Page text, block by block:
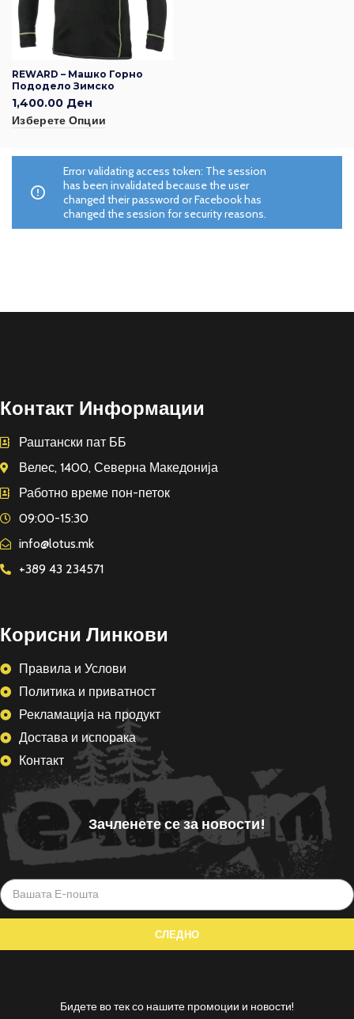
REWARD – Машко Горно
Пододело Зимско
1,400.00 Ден
Изберете Опции
Error validating access token: The session
has been invalidated because the user
changed their password or Facebook has
changed the session for security reasons.
Контакт Информации
Раштански пат ББ
Велес, 1400, Северна Македонија
Работно време пон-петок
09:00-15:30
info@lotus.mk
+389 43 234571
Корисни Линкови
Правила и Услови
Политика и приватност
Рекламација на продукт
Достава и испорака
Контакт
Зачленете се за новости!
Бидете во тек со нашите промоции и новости!